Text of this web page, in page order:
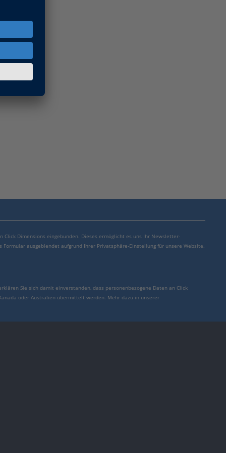
Click Dimensions eingebunden. Dieses ermöglicht es uns Ihr Newsletter-
ausgeblendet aufgrund Ihrer Privatsphäre-Einstellung für unsere Website.
Sie sich damit einverstanden, dass personenbezogene Daten an Click
oder Australien übermittelt werden. Mehr dazu in unserer